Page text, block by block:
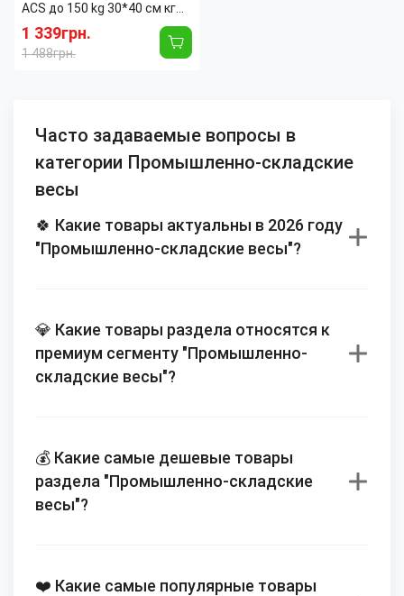
ACS до 150 kg 30*40 cм кг
усиленные металлическая
голова 6v
1 339грн.
1 488грн.
Часто задаваемые вопросы в
категории Промышленно-складские
весы
🍀 Какие товары актуальны в 2026 году
"Промышленно-складские весы"?
💎 Какие товары раздела относятся к
премиум сегменту "Промышленно-
складские весы"?
💰 Какие самые дешевые товары
раздела "Промышленно-складские
весы"?
❤️ Какие самые популярные товары